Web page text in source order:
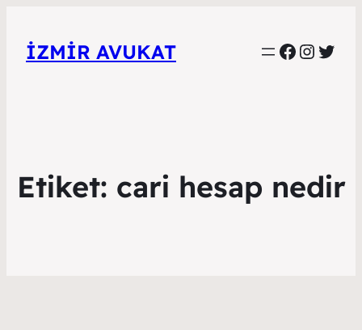
İZMIR AVUKAT
Etiket: cari hesap nedir